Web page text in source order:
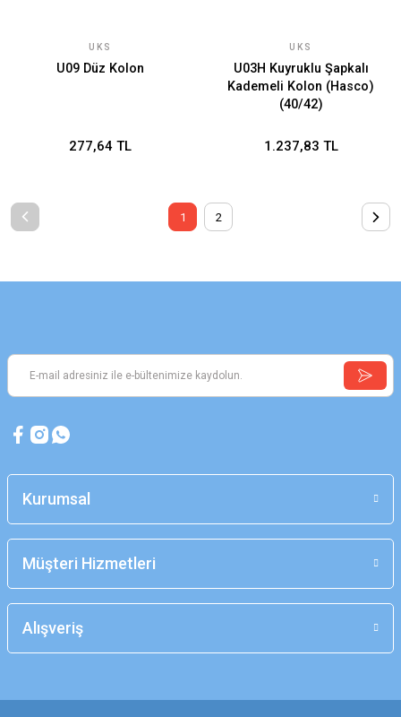
UKS
U09 Düz Kolon
277,64 TL
UKS
U03H Kuyruklu Şapkalı
Kademeli Kolon (Hasco)
(40/42)
1.237,83 TL
1 2
Kurumsal
Müşteri Hizmetleri
Alışveriş